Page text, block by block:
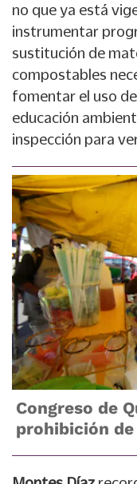
no que ya está
instrumentar
sustitución de
compostables
fomentar el uso
educación
inspección para
Congreso de
prohibición